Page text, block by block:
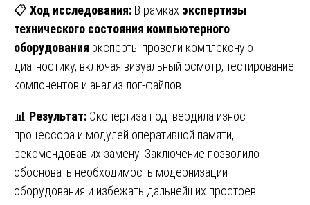
📋 Ход исследования: В рамках экспертизы
технического состояния компьютерного
оборудования эксперты провели комплексную
диагностику, включая визуальный осмотр, тестирование
компонентов и анализ лог-файлов.
📊 Результат: Экспертиза подтвердила износ
процессора и модулей оперативной памяти,
рекомендовав их замену. Заключение позволило
обосновать необходимость модернизации
оборудования и избежать дальнейших простоев.